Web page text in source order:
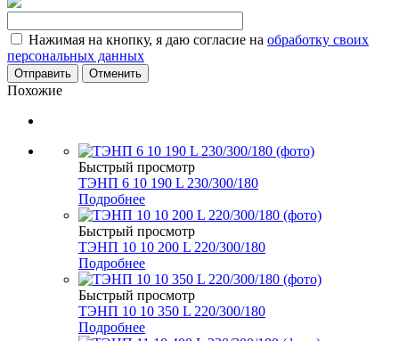
Нажимая на кнопку, я даю согласие на обработку своих
персональных данных
Отменить
Похожие
Быстрый просмотр
ТЭНП 6 10 190 L 230/300/180
Подробнее
Быстрый просмотр
ТЭНП 10 10 200 L 220/300/180
Подробнее
Быстрый просмотр
ТЭНП 10 10 350 L 220/300/180
Подробнее